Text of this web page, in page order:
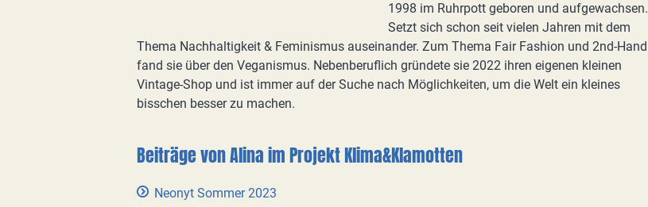
1998 im Ruhrpott geboren und aufgewachsen.
Setzt sich schon seit vielen Jahren mit dem
Thema Nachhaltigkeit & Feminismus auseinander. Zum Thema Fair Fashion und 2nd-Hand
fand sie über den Veganismus. Nebenberuflich gründete sie 2022 ihren eigenen kleinen
Vintage-Shop und ist immer auf der Suche nach Möglichkeiten, um die Welt ein kleines
bisschen besser zu machen.
Beiträge von Alina im Projekt Klima&Klamotten
Neonyt Sommer 2023